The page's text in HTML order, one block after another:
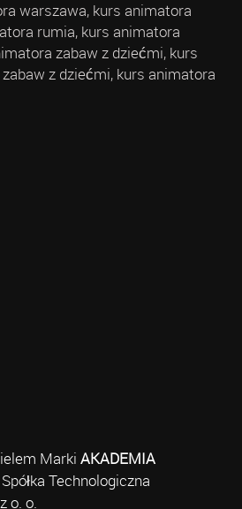
warszawa, kurs animatora
rumia, kurs animatora
zabaw z dziećmi, kurs
z dziećmi, kurs animatora
Marki AKADEMIA
Technologiczna
o. o.